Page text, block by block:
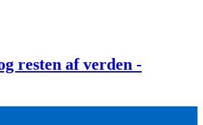
resten af verden -